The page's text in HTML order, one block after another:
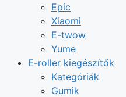
Epic
Xiaomi
E-twow
Yume
E-roller kiegészítők
Kategóriák
Gumik